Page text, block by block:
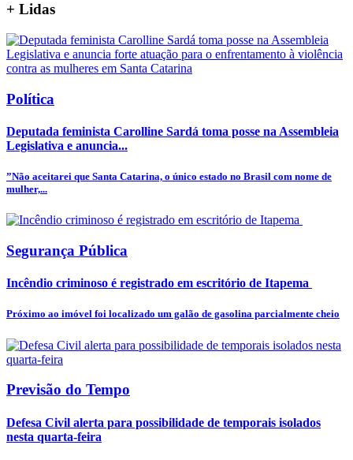
+ Lidas
Política
Deputada feminista Carolline Sardá toma posse na Assembleia
Legislativa e anuncia...
”Não aceitarei que Santa Catarina, o único estado no Brasil com nome de
mulher,...
Segurança Pública
Incêndio criminoso é registrado em escritório de Itapema
Próximo ao imóvel foi localizado um galão de gasolina parcialmente cheio
Previsão do Tempo
Defesa Civil alerta para possibilidade de temporais isolados
nesta quarta-feira